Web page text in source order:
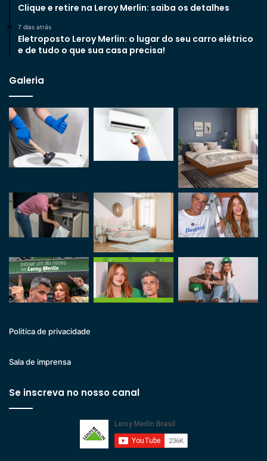
Clique e retire na Leroy Merlin: saiba os detalhes
7 dias atrás
Eletroposto Leroy Merlin: o lugar do seu carro elétrico
e de tudo o que sua casa precisa!
Galeria
Politica de privacidade
Sala de imprensa
Se inscreva no nosso canal